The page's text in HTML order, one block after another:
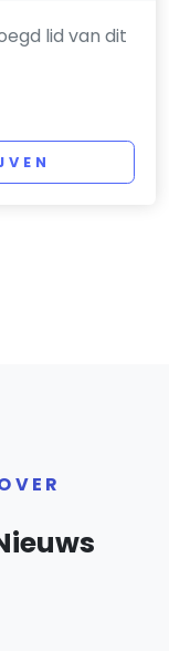
lid van dit